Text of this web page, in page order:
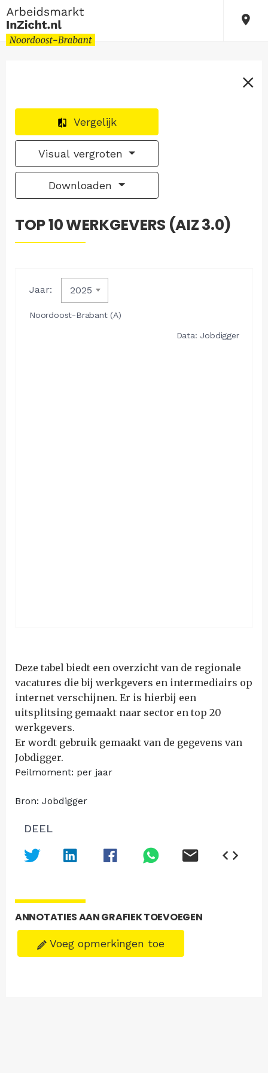
Vergelijk
Visual vergroten
Downloaden
TOP 10 WERKGEVERS (AIZ 3.0)
Deze tabel biedt een overzicht van de regionale
vacatures die bij werkgevers en intermediairs op
internet verschijnen. Er is hierbij een
uitsplitsing gemaakt naar sector en top 20
werkgevers.
Er wordt gebruik gemaakt van de gegevens van
Jobdigger.
Peilmoment: per jaar
Bron: Jobdigger
DEEL
ANNOTATIES AAN GRAFIEK TOEVOEGEN
Voeg opmerkingen toe